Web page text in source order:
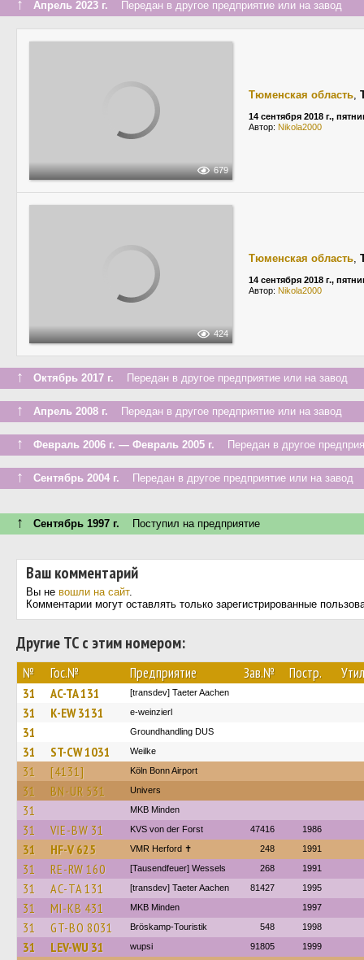
↑ Апрель 2023 г. Передан в другое предприятие или на завод
679
Тюменская область,
14 сентября 2018 г.,
Автор: Nikola2000
424
Тюменская область,
14 сентября 2018 г.,
Автор: Nikola2000
↑ Октябрь 2017 г. Передан в другое предприятие или на завод
↑ Апрель 2008 г. Передан в другое предприятие или на завод
↑ Февраль 2006 г. — Февраль 2005 г. Передан в другое
↑ Сентябрь 2004 г. Передан в другое предприятие или на завод
↑ Сентябрь 1997 г. Поступил на предприятие
Ваш комментарий
Вы не вошли на сайт.
Комментарии могут оставлять только зарегистрированные
Другие ТС с этим номером:
№ Гос.№ Предприятие Зав.№ Постр.
31 AC-TA 131 [transdev] Taeter Aachen
31 K-EW 3131 e-weinzierl
31 Groundhandling DUS
31 ST-CW 1031 Weilke
31 [4131] Köln Bonn Airport
31 BN-UR 531 Univers
31 MKB Minden
31 VIE-BW 31 KVS von der Forst 47416 1986
31 HF-V 625 VMR Herford ✝ 248 1991
31 RE-RW 160 [Tausendfeuer] Wessels 268 1991
31 AC-TA 131 [transdev] Taeter Aachen 81427 1995
31 MI-KB 431 MKB Minden 1997
31 GT-BO 8031 Bröskamp-Touristik 548 1998
31 LEV-WU 31 wupsi 91805 1999